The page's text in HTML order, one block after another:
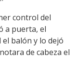
control del
a puerta, el
balón y lo dejó
de cabeza el